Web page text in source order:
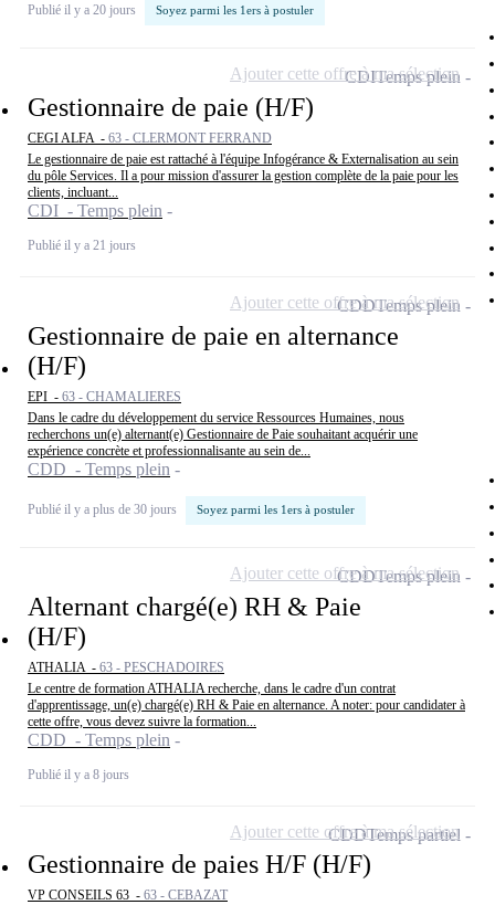
Publié il y a 20 jours Soyez parmi les 1ers à postuler
Gestionnaire de paie (H/F)
CEGI ALFA - 63 - CLERMONT FERRAND
Le gestionnaire de paie est rattaché à l'équipe Infogérance & Externalisation au sein
du pôle Services. Il a pour mission d'assurer la gestion complète de la paie pour les
clients, incluant...
CDI - Temps plein
Publié il y a 21 jours
CDITemps plein
Ajouter cette offre à ma sélection
Gestionnaire de paie en alternance
(H/F)
EPI - 63 - CHAMALIERES
Dans le cadre du développement du service Ressources Humaines, nous
recherchons un(e) alternant(e) Gestionnaire de Paie souhaitant acquérir une
expérience concrète et professionnalisante au sein de...
CDD - Temps plein
Publié il y a plus de 30 jours Soyez parmi les 1ers à postuler
CDDTemps plein
Ajouter cette offre à ma sélection
Alternant chargé(e) RH & Paie
(H/F)
ATHALIA - 63 - PESCHADOIRES
Le centre de formation ATHALIA recherche, dans le cadre d'un contrat
d'apprentissage, un(e) chargé(e) RH & Paie en alternance. A noter: pour candidater à
cette offre, vous devez suivre la formation...
CDD - Temps plein
Publié il y a 8 jours
CDDTemps plein
Ajouter cette offre à ma sélection
Gestionnaire de paies H/F (H/F)
VP CONSEILS 63 - 63 - CEBAZAT
CDDTemps partiel
Ajouter cette offre à ma sélection